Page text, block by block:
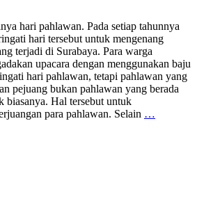
hari pahlawan. Pada setiap tahunnya
hari tersebut untuk mengenang
terjadi di Surabaya. Para warga
upacara dengan menggunakan baju
hari pahlawan, tetapi pahlawan yang
pejuang bukan pahlawan yang berada
Hal tersebut untuk
para pahlawan. Selain …